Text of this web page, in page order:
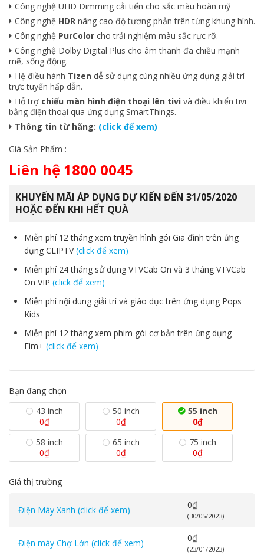
Công nghệ UHD Dimming cải tiến cho sắc màu hoàn mỹ
Công nghệ HDR nâng cao độ tương phản trên từng khung hình.
Công nghệ PurColor cho trải nghiệm màu sắc rực rỡ.
Công nghệ Dolby Digital Plus cho âm thanh đa chiều mạnh
mẽ, sống động.
Hệ điều hành Tizen dễ sử dụng cùng nhiều ứng dụng giải trí
trực tuyến hấp dẫn.
Hỗ trợ chiếu màn hình điện thoại lên tivi và điều khiển tivi
bằng điện thoại qua ứng dụng SmartThings.
Thông tin từ hãng: (click để xem)
Giá Sản Phẩm :
Liên hệ 1800 0045
KHUYẾN MÃI ÁP DỤNG DỰ KIẾN ĐẾN 31/05/2020
HOẶC ĐẾN KHI HẾT QUÀ
Miễn phí 12 tháng xem truyền hình gói Gia đình trên ứng
dụng CLIPTV(click để xem)
Miễn phí 24 tháng sử dụng VTVCab On và 3 tháng VTVCab
On VIP (click để xem)
Miễn phí nội dung giải trí và giáo dục trên ứng dụng Pops
Kids
Miễn phí 12 tháng xem phim gói cơ bản trên ứng dụng
Fim+ (click để xem)
Bạn đang chọn
43 inch
0₫
50 inch
0₫
55 inch
0₫
58 inch
0₫
65 inch
0₫
75 inch
0₫
Giá thị trường
Điện Máy Xanh (click để xem) 0₫
(30/05/2023)
Điện máy Chợ Lớn (click để xem) 0₫
(23/01/2023)